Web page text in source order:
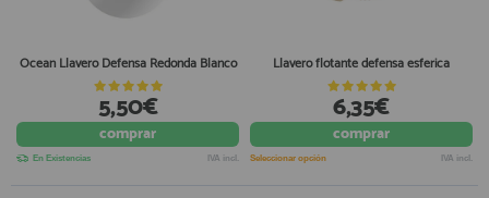
Ocean Llavero Defensa Redonda Blanco
5,50€
comprar
En Existencias IVA incl.
Llavero flotante defensa esferica
6,35€
comprar
Seleccionar opción IVA incl.